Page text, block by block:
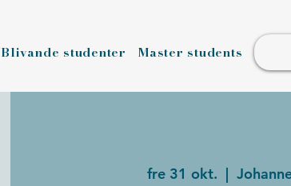
Blivande studenter Master students
fre 31 okt.
  |